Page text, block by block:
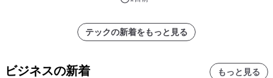
テックの新着をもっと見る
ビジネスの新着 もっと見る